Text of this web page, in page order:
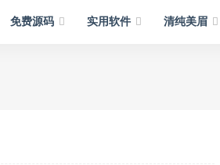
免费源码 实用软件 清纯美眉